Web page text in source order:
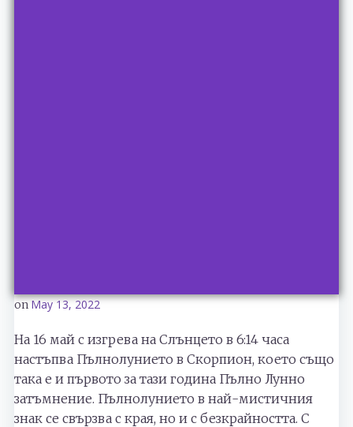
onMay 13, 2022
На 16 май с изгрева на Слънцето в 6:14 часа
настъпва Пълнолунието в Скорпион, което също
така е и първото за тази година Пълно Лунно
затъмнение. Пълнолунието в най-мистичния
знак се свързва с края, но и с безкрайността. С